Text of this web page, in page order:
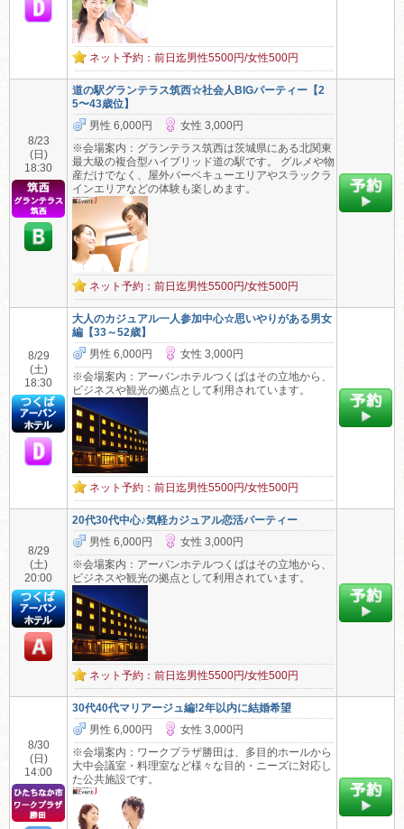
ネット予約：前日迄男性5500円/女性500円
8/23
(日)
18:30
道の駅グランテラス筑西☆社会人BIGパーティー【2
5〜43歳位】
男性 6,000円
女性 3,000円
※会場案内：グランテラス筑西は茨城県にある北関東
最大級の複合型ハイブリッド道の駅です。 グルメや物
産だけでなく、屋外バーベキューエリアやスラックラ
インエリアなどの体験も楽しめます。
ネット予約：前日迄男性5500円/女性500円
8/29
(土)
18:30
大人のカジュアル一人参加中心☆思いやりがある男女
編【33～52歳】
男性 6,000円
女性 3,000円
※会場案内：アーバンホテルつくばはその立地から、
ビジネスや観光の拠点として利用されています。
ネット予約：前日迄男性5500円/女性500円
8/29
(土)
20:00
20代30代中心♪気軽カジュアル恋活パーティー
男性 6,000円
女性 3,000円
※会場案内：アーバンホテルつくばはその立地から、
ビジネスや観光の拠点として利用されています。
ネット予約：前日迄男性5500円/女性500円
8/30
(日)
14:00
30代40代マリアージュ編!2年以内に結婚希望
男性 6,000円
女性 3,000円
※会場案内：ワークプラザ勝田は、多目的ホールから
大中会議室・料理室など様々な目的・ニーズに対応し
た公共施設です。